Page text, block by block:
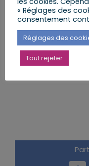
« Réglages des
consentement
Réglages des
Tout rejeter